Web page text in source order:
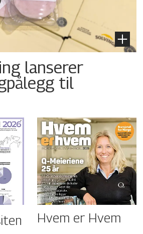
lanserer
til
Hvem er Hvem